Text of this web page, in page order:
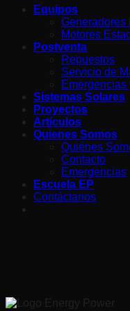
Equipos
Generadores
Motores
Postventa
Repuestos
Servicio de
Sistemas Solares
Proyectos
Artículos
Quienes Somos
Quiénes
Contacto
Emergencias
Escuela EP
Contáctanos